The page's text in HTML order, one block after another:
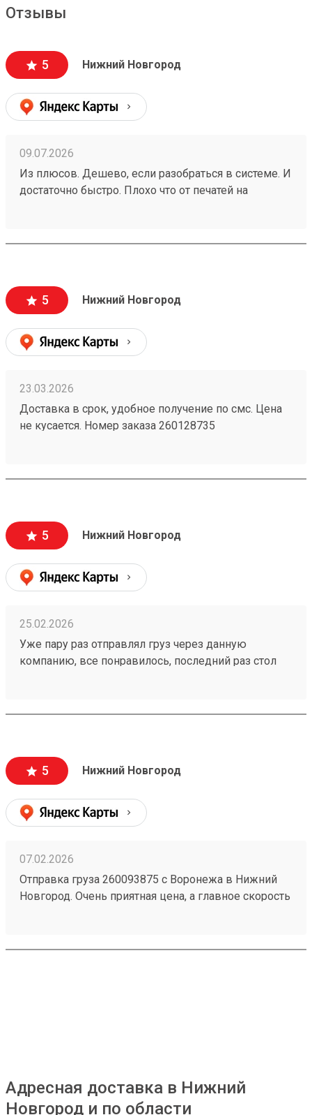
Отзывы
5 Нижний Новгород
09.07.2026
Из плюсов. Дешево, если разобраться в системе. И
достаточно быстро. Плохо что от печатей на
5 Нижний Новгород
23.03.2026
Доставка в срок, удобное получение по смс. Цена
не кусается. Номер заказа 260128735
5 Нижний Новгород
25.02.2026
Уже пару раз отправлял груз через данную
компанию, все понравилось, последний раз стол
5 Нижний Новгород
07.02.2026
Отправка груза 260093875 с Воронежа в Нижний
Новгород. Очень приятная цена, а главное скорость
приложение с бонусами. + Хорошая логистика Есть
Адресная доставка в Нижний
Новгород и по области